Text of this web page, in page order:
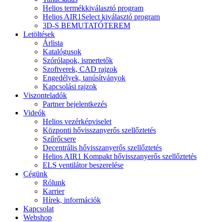
Helios termékkiválasztó program
Helios AIR1Select kiválasztó program
3D-S BEMUTATÓTEREM
Letöltések
Árlista
Katalógusok
Szórólapok, ismertetők
Szoftverek, CAD rajzok
Engedélyek, tanúsítványok
Kapcsolási rajzok
Viszonteladók
Partner bejelentkezés
Videók
Helios vezérképviselet
Központi hővisszanyerős szellőztetés
Szűrőcsere
Decentrális hővisszanyerős szellőztetés
Helios AIR1 Kompakt hővisszanyerős szellőztetés
ELS ventilátor beszerelése
Cégünk
Rólunk
Karrier
Hírek, információk
Kapcsolat
Webshop